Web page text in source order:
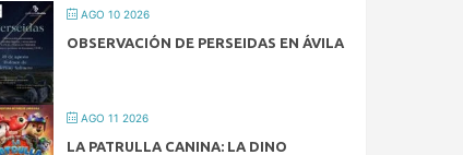
AGO 10 2026
OBSERVACIÓN DE PERSEIDAS EN ÁVILA
AGO 11 2026
LA PATRULLA CANINA: LA DINO